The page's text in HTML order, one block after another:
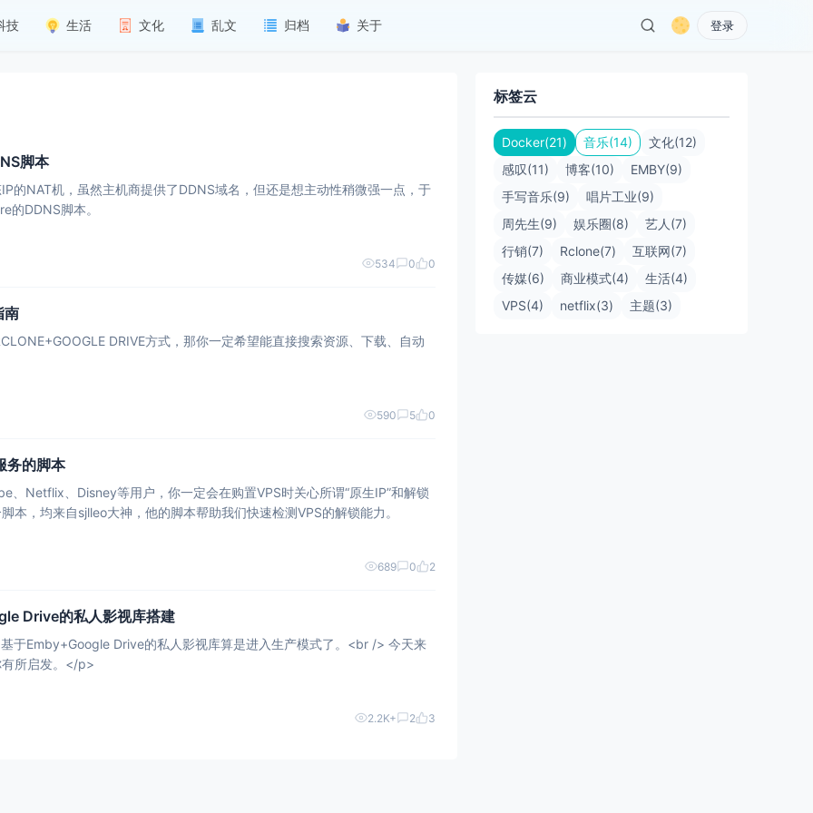
技 生活 文化 乱文 归档 关于 登录
脚本
的NAT机，虽然主机商提供了DDNS域名，但还是想主动性稍微强一点，于
的DDNS脚本。
534 0 0
南
DRIVE方式，那你一定希望能直接搜索资源、下载、自动
590 5 0
务的脚本
、Netflix、Disney等用户，你一定会在购置VPS时关心所谓“原生IP”和解锁
本，均来自sjlleo大神，他的脚本帮助我们快速检测VPS的解锁能力。
689 0 2
Drive的私人影视库搭建
于Emby+Google Drive的私人影视库算是进入生产模式了。<br /> 今天来
所启发。</p>
2.2K+ 2 3
标签云
Docker(21) 音乐(14)
文化(12)
感叹(11)
博客(10)
EMBY(9)
手写音乐(9)
唱片工业(9)
周先生(9)
娱乐圈(8)
艺人(7)
行销(7)
Rclone(7)
互联网(7)
传媒(6)
商业模式(4)
生活(4)
VPS(4)
netflix(3) 主题(3)